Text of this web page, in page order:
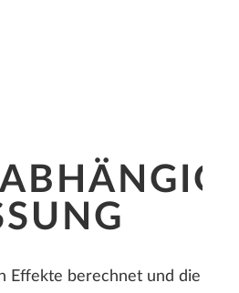
Effekte berechnet und die